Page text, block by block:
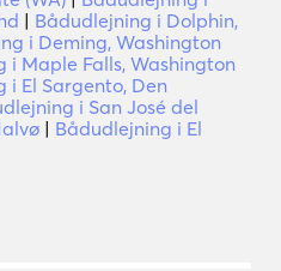
| Bådudlejning i Dolphin,
i Deming, Washington
i Maple Falls, Washington
i El Sargento, Den
i San José del
| Bådudlejning i El